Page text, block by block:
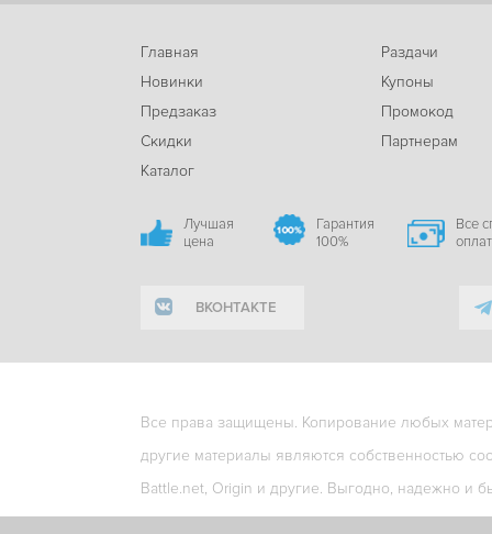
Главная
Новинки
Предзаказ
Скидки
Каталог
Раздачи
Купоны
Промокод
Партнерам
Лучшая
цена
Гарантия
100%
Все
ВКОНТАКТЕ
Все права защищены. Копирование любых
другие материалы являются собственностью
Battle.net, Origin и другие. Выгодно, надежно и